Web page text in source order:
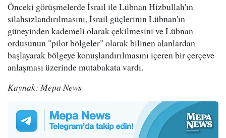
Önceki görüşmelerde İsrail ile Lübnan Hizbullah'ın
silahsızlandırılmasını, İsrail güçlerinin Lübnan'ın
güneyinden kademeli olarak çekilmesini ve Lübnan
ordusunun "pilot bölgeler" olarak bilinen alanlardan
başlayarak bölgeye konuşlandırılmasını içeren bir çerçeve
anlaşması üzerinde mutabakata vardı.
Kaynak: Mepa News